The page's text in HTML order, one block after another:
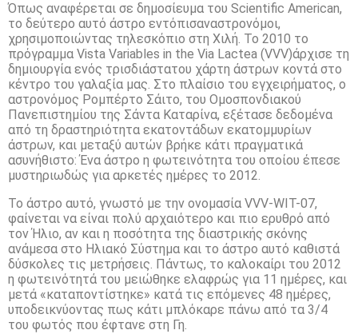
Όπως αναφέρεται σε δημοσίευμα του Scientific American,
το δεύτερο αυτό άστρο εντόπισαναστρονόμοι,
χρησιμοποιώντας τηλεσκόπιο στη Χιλή. Το 2010 το
πρόγραμμα Vista Variables in the Via Lactea (VVV)άρχισε τη
δημιουργία ενός τρισδιάστατου χάρτη άστρων κοντά στο
κέντρο του γαλαξία μας. Στο πλαίσιο του εγχειρήματος, ο
αστρονόμος Ρομπέρτο Σάιτο, του Ομοσπονδιακού
Πανεπιστημίου της Σάντα Καταρίνα, εξέτασε δεδομένα
από τη δραστηριότητα εκατοντάδων εκατομμυρίων
άστρων, και μεταξύ αυτών βρήκε κάτι πραγματικά
ασυνήθιστο: Ένα άστρο η φωτεινότητα του οποίου έπεσε
μυστηριωδώς για αρκετές ημέρες το 2012.
Το άστρο αυτό, γνωστό με την ονομασία VVV-WIT-07,
φαίνεται να είναι πολύ αρχαιότερο και πιο ερυθρό από
τον Ήλιο, αν και η ποσότητα της διαστρικής σκόνης
ανάμεσα στο Ηλιακό Σύστημα και το άστρο αυτό καθιστά
δύσκολες τις μετρήσεις. Πάντως, το καλοκαίρι του 2012
η φωτεινότητά του μειώθηκε ελαφρώς για 11 ημέρες, και
μετά «καταποντίστηκε» κατά τις επόμενες 48 ημέρες,
υποδεικνύοντας πως κάτι μπλόκαρε πάνω από τα 3/4
του φωτός που έφτανε στη Γη.